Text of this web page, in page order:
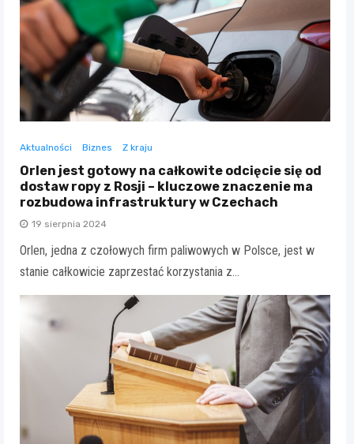
Aktualności Biznes Z kraju
Orlen jest gotowy na całkowite odcięcie się od
dostaw ropy z Rosji – kluczowe znaczenie ma
rozbudowa infrastruktury w Czechach
19 sierpnia 2024
Orlen, jedna z czołowych firm paliwowych w Polsce, jest w
stanie całkowicie zaprzestać korzystania z…